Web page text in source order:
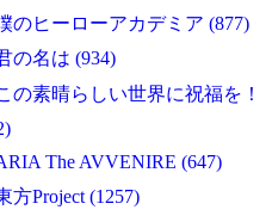
のヒーローアカデミア (877)
の名は (934)
の素晴らしい世界に祝福を！
The AVVENIRE (647)
方Project (1257)